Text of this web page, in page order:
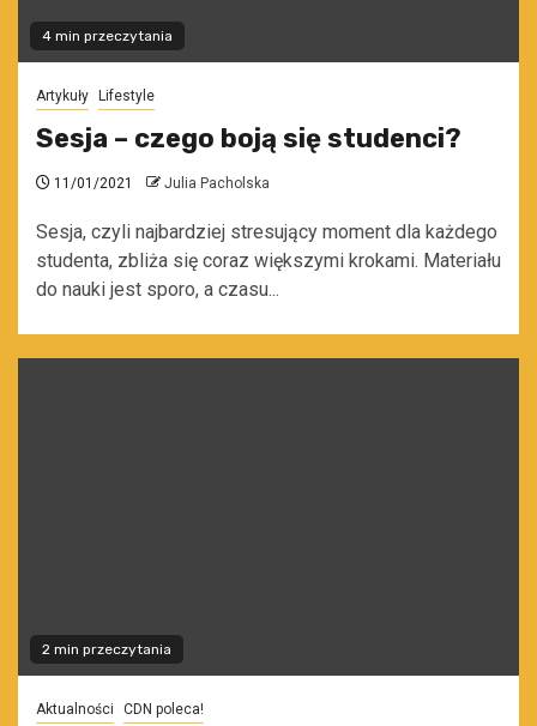
4 min przeczytania
Artykuły Lifestyle
Sesja – czego boją się studenci?
11/01/2021 Julia Pacholska
Sesja, czyli najbardziej stresujący moment dla każdego
studenta, zbliża się coraz większymi krokami. Materiału
do nauki jest sporo, a czasu...
2 min przeczytania
Aktualności CDN poleca!